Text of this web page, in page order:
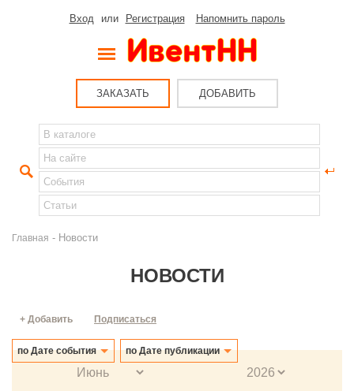
Вход или Регистрация Напомнить пароль
ЗАКАЗАТЬ ДОБАВИТЬ
Главная - Новости
НОВОСТИ
по Дате события по Дате публикации
+ Добавить Подписаться